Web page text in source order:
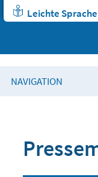
Leichte Sprache
NAVIGATION